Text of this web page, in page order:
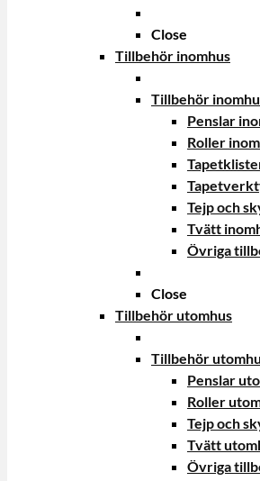
Close
Tillbehör inomhus
Tillbehör
Penslar
Roller
Tejp och
Tvätt
Övriga
Close
Tillbehör utomhus
Tillbehör
Penslar
Roller
Tejp och
Tvätt
Övriga